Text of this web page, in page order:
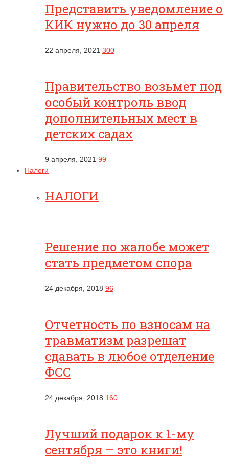
Представить уведомление о
КИК нужно до 30 апреля
22 апреля, 2021 300
Правительство возьмет под
особый контроль ввод
дополнительных мест в
детских садах
9 апреля, 2021 99
Налоги
НАЛОГИ
Решение по жалобе может
стать предметом спора
24 декабря, 2018 96
Отчетность по взносам на
травматизм разрешат
сдавать в любое отделение
ФСС
24 декабря, 2018 160
Лучший подарок к 1-му
сентября – это книги!